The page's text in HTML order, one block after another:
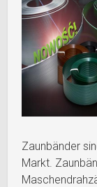
Zaunbänder
Markt.